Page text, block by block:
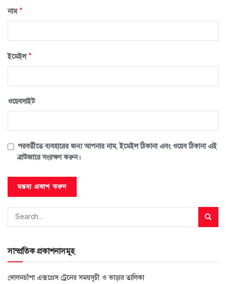
নাম*
ইমেইল*
ওয়েবসাইট
পরবর্তীতে ব্যবহারের জন্য আপনার নাম, ইমেইল ঠিকানা এবং ওয়েব ঠিকানা এই
ব্রাউজারে সংরক্ষণ করুন।
সাম্প্রতিক প্রকাশনাসমূহ
দোলনচাঁপা এক্সপ্রেস ট্রেনের সময়সূচী ও ভাড়ার তালিকা